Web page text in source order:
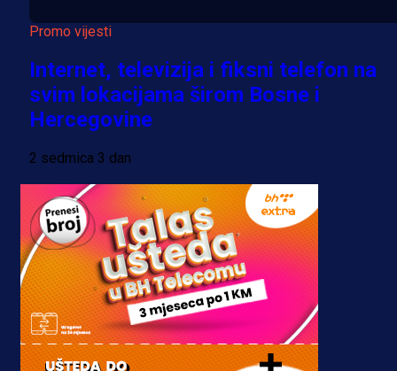
Promo vijesti
Internet, televizija i fiksni telefon na
svim lokacijama širom Bosne i
Hercegovine
2 sedmica 3 dan